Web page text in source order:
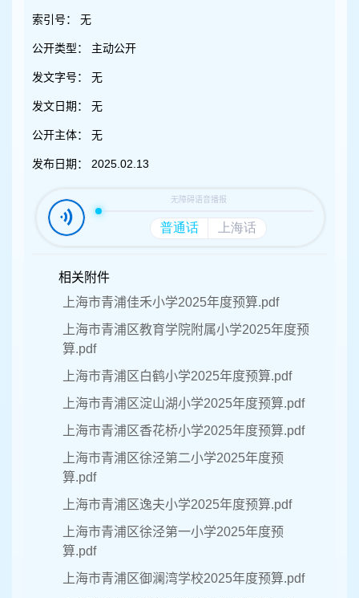
索引号： 无
公开类型： 主动公开
发文字号： 无
发文日期： 无
公开主体： 无
发布日期： 2025.02.13
相关附件
上海市青浦佳禾小学2025年度预算.pdf
上海市青浦区教育学院附属小学2025年度预
算.pdf
上海市青浦区白鹤小学2025年度预算.pdf
上海市青浦区淀山湖小学2025年度预算.pdf
上海市青浦区香花桥小学2025年度预算.pdf
上海市青浦区徐泾第二小学2025年度预
算.pdf
上海市青浦区逸夫小学2025年度预算.pdf
上海市青浦区徐泾第一小学2025年度预
算.pdf
上海市青浦区御澜湾学校2025年度预算.pdf